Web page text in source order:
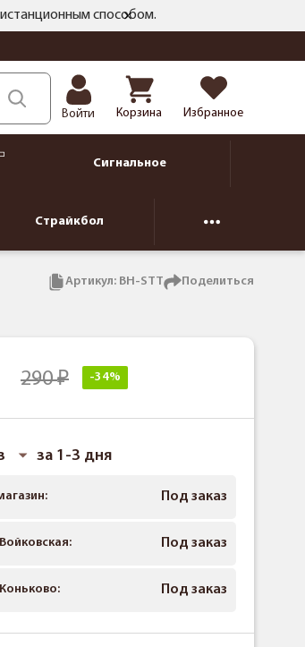
способом.
Войти Корзина Избранное
Сигнальное
Страйкбол
Артикул: BH-STT Поделиться
290 -34%
за 1-3 дня
Под заказ
Под заказ
Под заказ